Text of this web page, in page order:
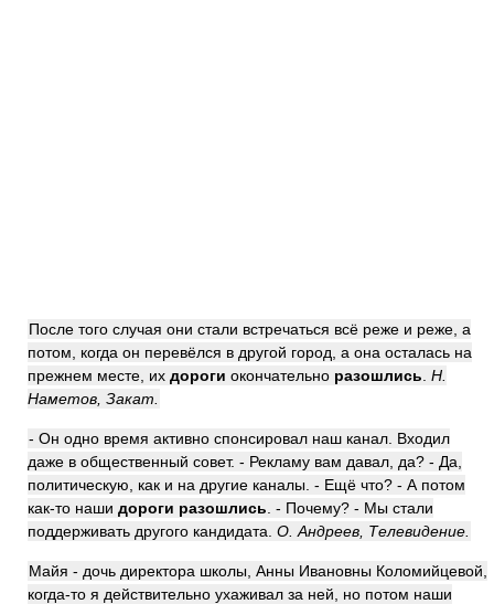
После того случая они стали встречаться всё реже и реже, а
потом, когда он перевёлся в другой город, а она осталась на
прежнем месте, их дороги окончательно разошлись Н.
Наметов, Закат.
- Он одно время активно спонсировал наш канал. Входил
даже в общественный совет. - Рекламу вам давал, да? - Да,
политическую, как и на другие каналы. - Ещё что? - А потом
как-то наши дороги разошлись . - Почему? - Мы стали
поддерживать другого кандидата. О. Андреев, Телевидение.
Майя - дочь директора школы, Анны Ивановны Коломийцевой,
когда-то я действительно ухаживал за ней, но потом наши